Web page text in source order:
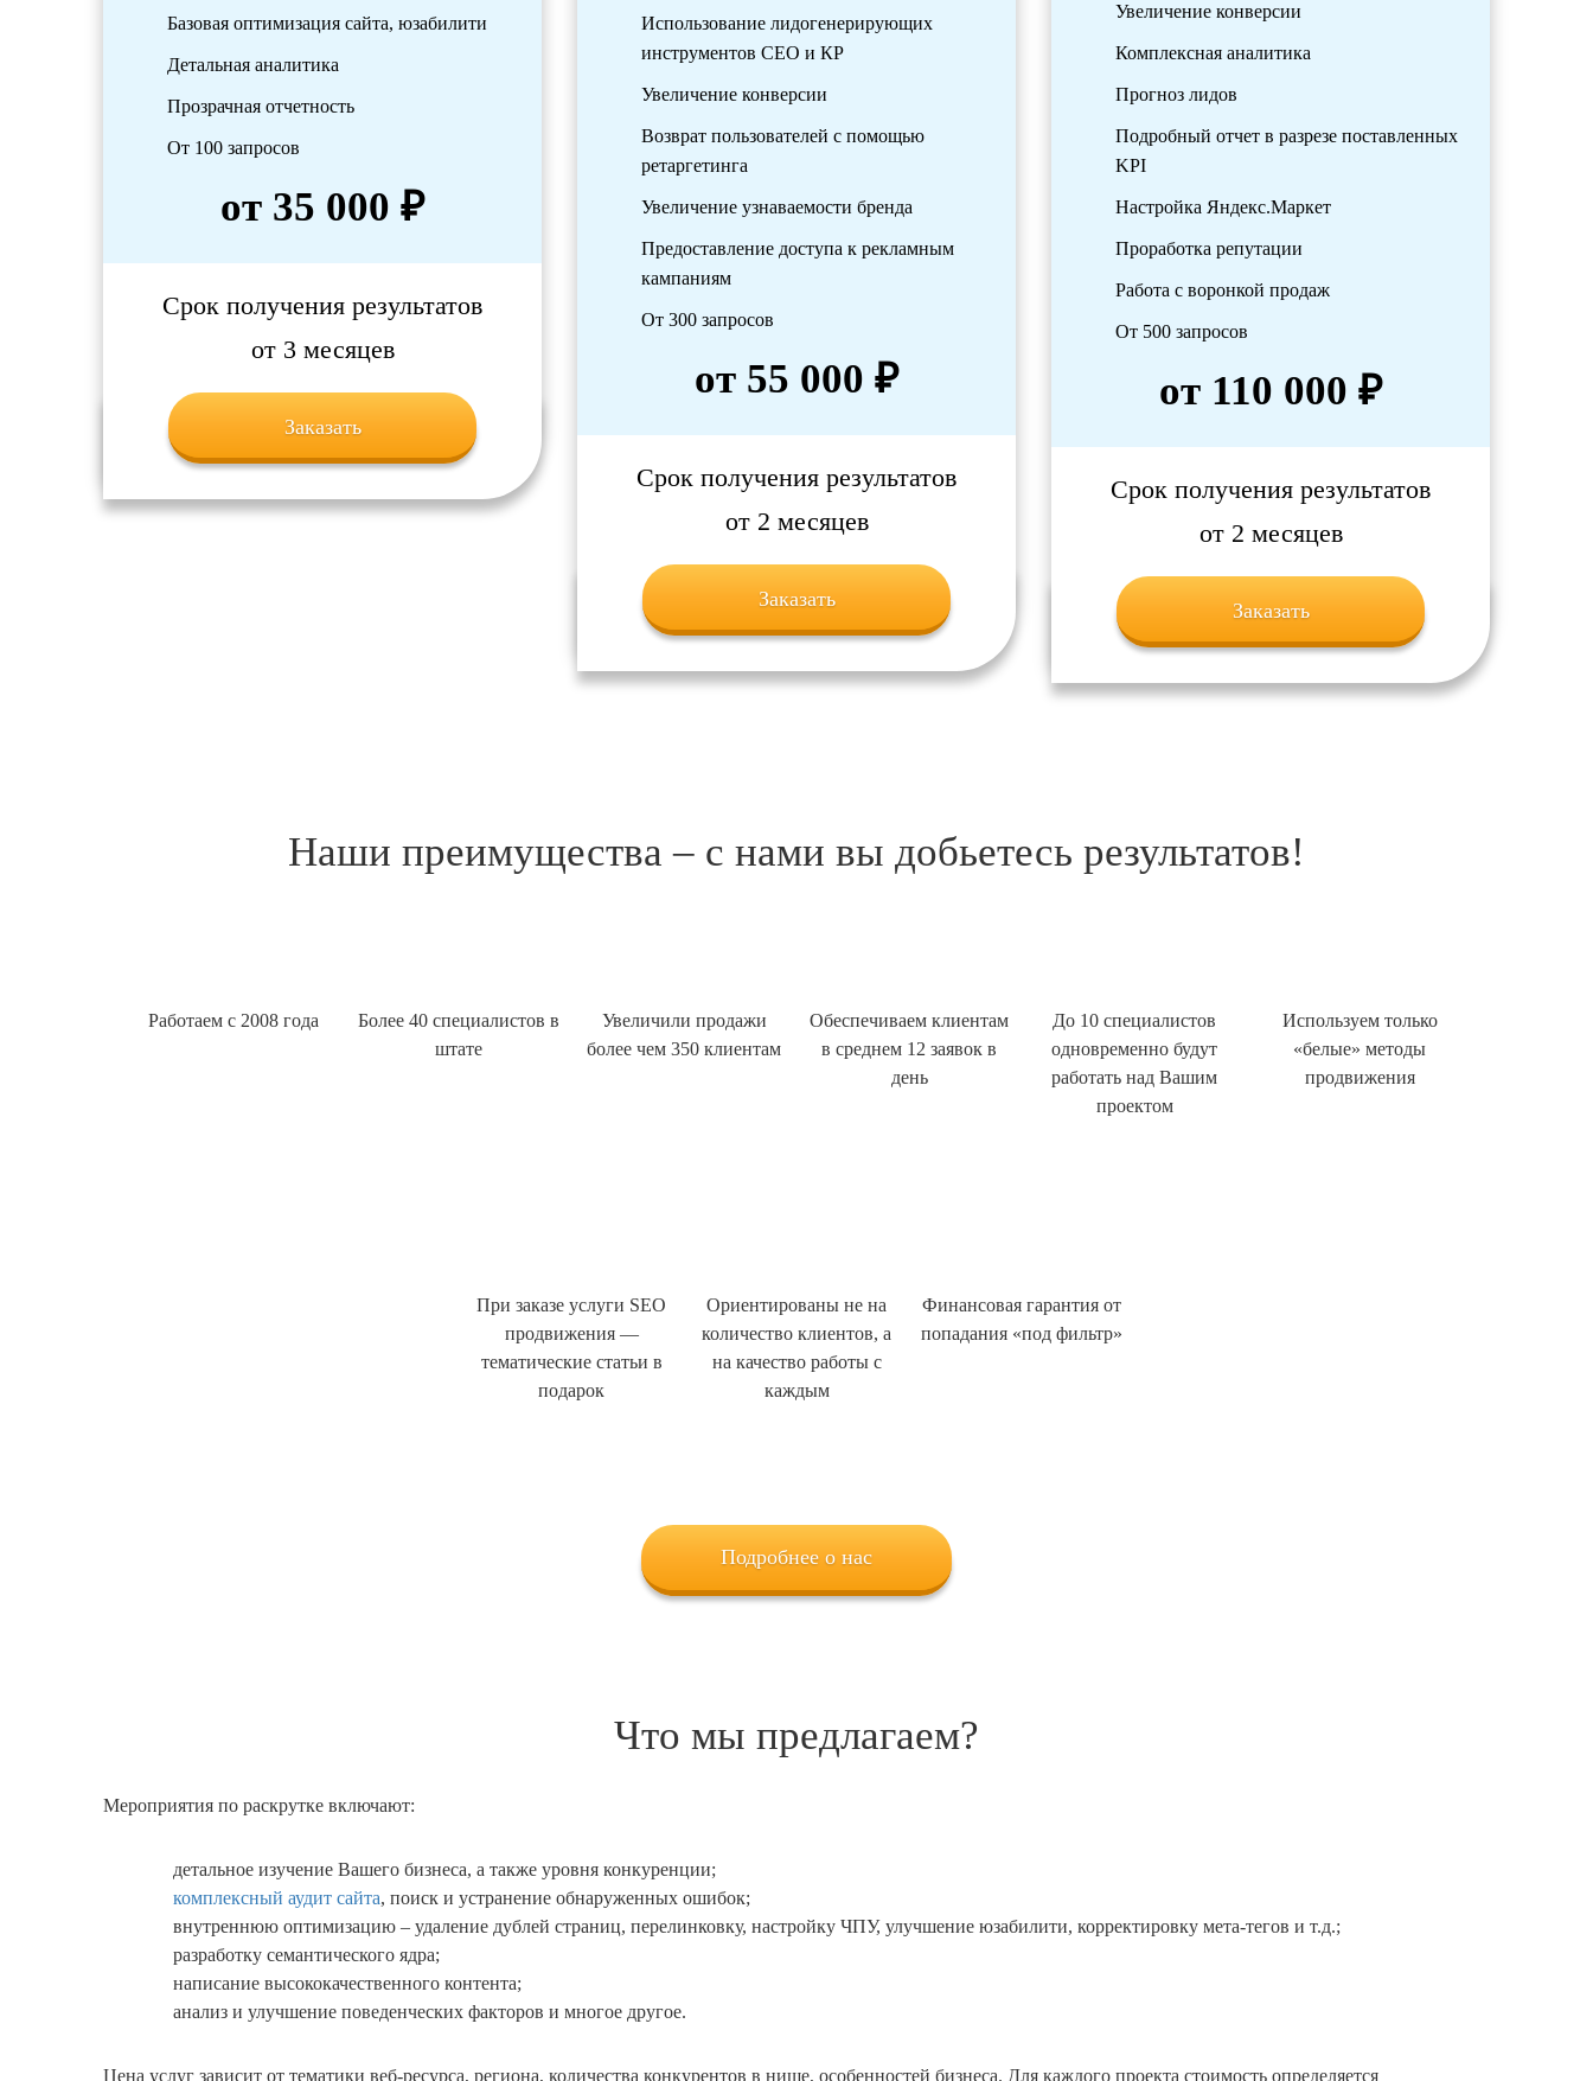
Базовая оптимизация сайта, юзабилити
Детальная аналитика
Прозрачная отчетность
От 100 запросов
от 35 000 ₽
Срок получения результатов
от 3 месяцев
Заказать
Использование лидогенерирующих
инструментов СЕО и КР
Увеличение конверсии
Возврат пользователей с помощью
ретаргетинга
Увеличение узнаваемости бренда
Предоставление доступа к рекламным
кампаниям
От 300 запросов
от 55 000 ₽
Срок получения результатов
от 2 месяцев
Заказать
Увеличение конверсии
Комплексная аналитика
Прогноз лидов
Подробный отчет в разрезе поставленных
KPI
Настройка Яндекс.Маркет
Проработка репутации
Работа с воронкой продаж
От 500 запросов
от 110 000 ₽
Срок получения результатов
от 2 месяцев
Заказать
Наши преимущества – с нами вы добьетесь результатов!
Работаем с 2008 года
Более 40 специалистов в
штате
Увеличили продажи
более чем 350 клиентам
Обеспечиваем клиентам
в среднем 12 заявок в
день
До 10 специалистов
одновременно будут
работать над Вашим
проектом
Используем только
«белые» методы
продвижения
При заказе услуги SEO
продвижения —
тематические статьи в
подарок
Ориентированы не на
количество клиентов, а
на качество работы с
каждым
Финансовая гарантия от
попадания «под фильтр»
Подробнее о нас
Что мы предлагаем?
Мероприятия по раскрутке включают:
детальное изучение Вашего бизнеса, а также уровня конкуренции;
комплексный аудит сайта, поиск и устранение обнаруженных ошибок;
внутреннюю оптимизацию – удаление дублей страниц, перелинковку, настройку ЧПУ, улучшение юзабилити, корректировку мета-тегов и т.д.;
разработку семантического ядра;
написание высококачественного контента;
анализ и улучшение поведенческих факторов и многое другое.
Цена услуг зависит от тематики веб-ресурса, региона, количества конкурентов в нише, особенностей бизнеса. Для каждого проекта стоимость определяется